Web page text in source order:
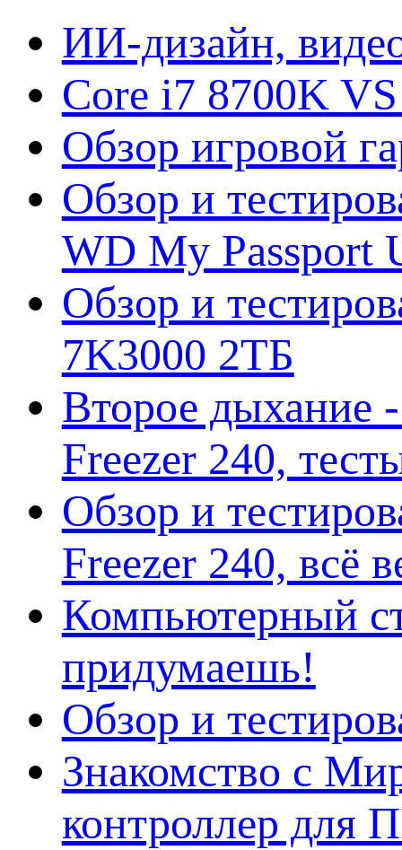
ИИ-дизайн,
Core i7 8700K
Обзор игровой
Обзор и
WD My Passport
Обзор и
7K3000 2ТБ
Второе дыхание
Freezer 240,
Обзор и
Freezer 240, всё
Компьютерный
придумаешь!
Обзор и
Знакомство с
контроллер для